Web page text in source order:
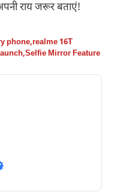
राय जरूर बताएं!
phone,realme 16T
,Selfie Mirror Feature